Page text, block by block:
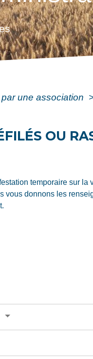
une association
OU
temporaire sur la
donnons les